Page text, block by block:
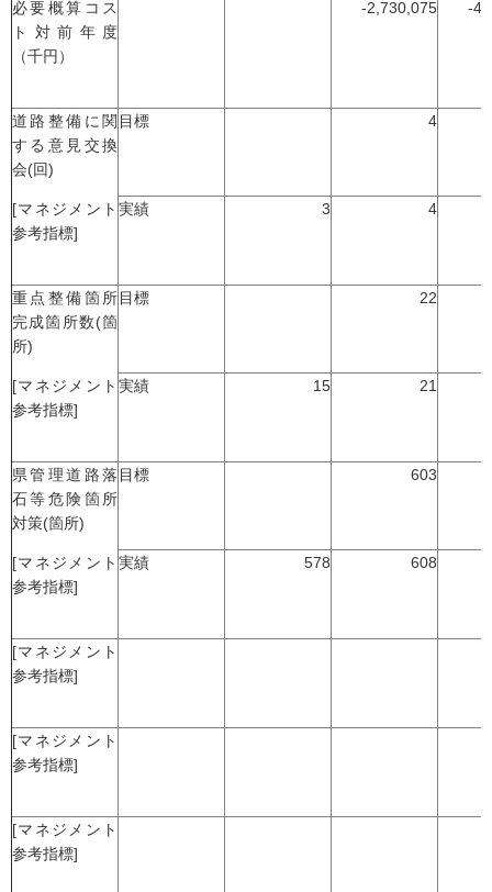
必要概算コス
ト対前年度
（千円）
-2,730,075 -
道路整備に関
する意見交換
会(回)
[マネジメント
参考指標]
目標 4
実績 3 4
重点整備箇所
完成箇所数(箇
所)
[マネジメント
参考指標]
目標 22
実績 15 21
県管理道路落
石等危険箇所
対策(箇所)
[マネジメント
参考指標]
目標 603
実績 578 608
[マネジメント
参考指標]
[マネジメント
参考指標]
[マネジメント
参考指標]